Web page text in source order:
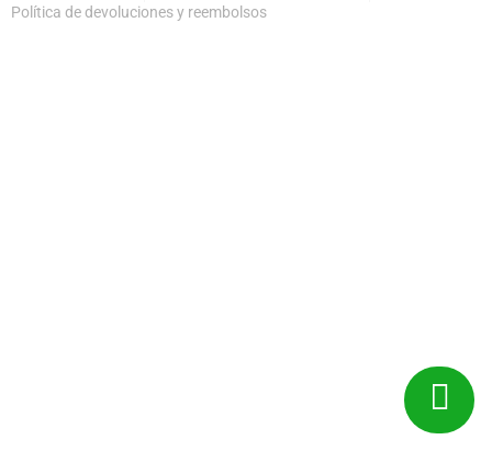
Política de devoluciones y reembolsos